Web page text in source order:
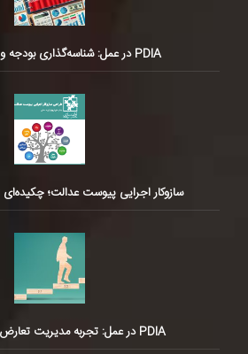
PDIA در عمل: شناسه‌گذاری بودجه و طبقه‌بندی آن
سازوکار اجرایی پیوست عدالت؛ چکیده‌ای
PDIA در عمل: تجربه مدیریت تعارض منافع در ایران